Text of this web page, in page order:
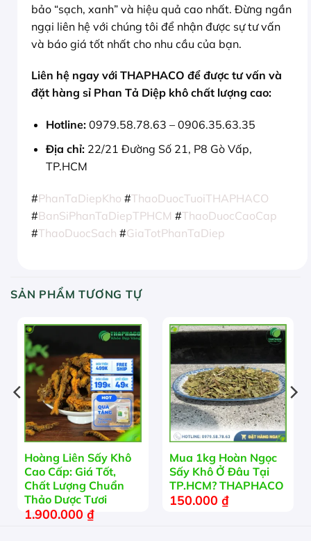
bảo “sạch, xanh” và hiệu quả cao nhất. Đừng ngần
ngại liên hệ với chúng tôi để nhận được sự tư vấn
và báo giá tốt nhất cho nhu cầu của bạn.
Liên hệ ngay với THAPHACO để được tư vấn và
đặt hàng sỉ Phan Tả Diệp khô chất lượng cao:
Hotline:0979.58.78.63 – 0906.35.63.35
Địa chỉ:22/21 Đường Số 21, P8 Gò Vấp,
TP.HCM
#PhanTaDiepKho #ThaoDuocTuoiTHAPHACO
#BanSiPhanTaDiepTPHCM #ThaoDuocCaoCap
#ThaoDuocSach #GiaTotPhanTaDiep
SẢN PHẨM TƯƠNG TỰ
Hoàng Liên Sấy Khô
Cao Cấp: Giá Tốt,
Chất Lượng Chuẩn
Thảo Dược Tươi
1.900.000 ₫
Mua 1kg Hoàn Ngọc
Sấy Khô Ở Đâu Tại
TP.HCM? THAPHACO
150.000 ₫